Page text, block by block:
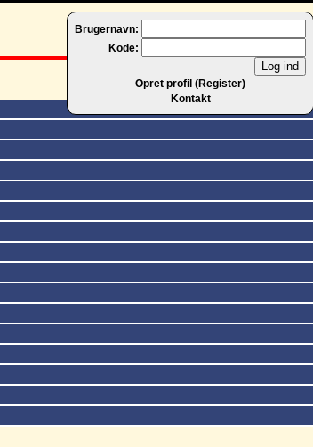
Brugernavn:
Kode:
Opret profil (Register)
Kontakt